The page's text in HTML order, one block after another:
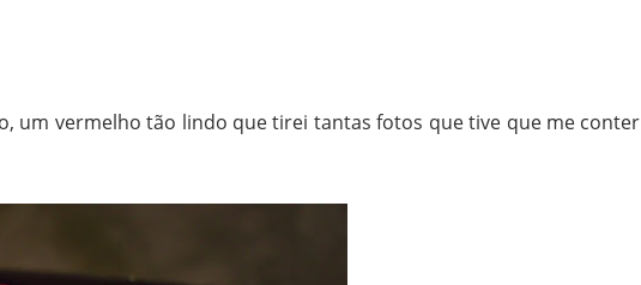
um vermelho tão lindo que tirei tantas fotos que tive que me conter